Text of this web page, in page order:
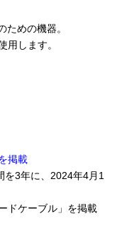
めの機器。
用します。
掲載
3年に、2024年4月1
ドケーブル」を掲載